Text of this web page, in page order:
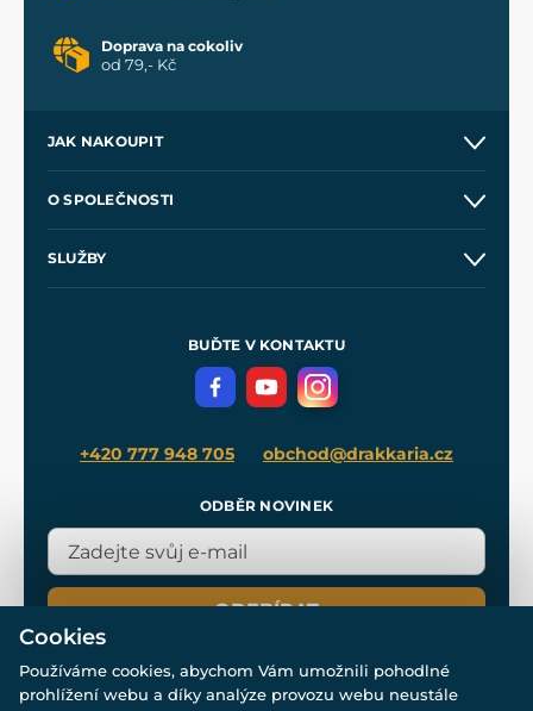
Doprava na cokoliv
od 79,- Kč
JAK NAKOUPIT
Velkoobchod
O SPOLEČNOSTI
SLUŽBY
Meče pro Kingdom Come
BUĎTE V KONTAKTU
+420 777 948 705 obchod@drakkaria.cz
ODBĚR NOVINEK
ODEBÍRAT
Cookies
Používáme cookies, abychom Vám umožnili pohodlné
prohlížení webu a díky analýze provozu webu neustále